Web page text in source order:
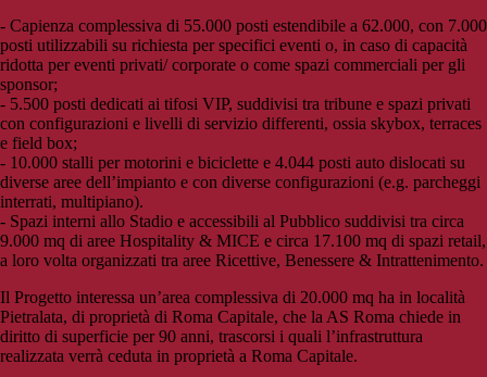
- Capienza complessiva di 55.000 posti estendibile a 62.000, con 7.000
posti utilizzabili su richiesta per specifici eventi o, in caso di capacità
ridotta per eventi privati/ corporate o come spazi commerciali per gli
sponsor;
- 5.500 posti dedicati ai tifosi VIP, suddivisi tra tribune e spazi privati
con configurazioni e livelli di servizio differenti, ossia skybox, terraces
e field box;
- 10.000 stalli per motorini e biciclette e 4.044 posti auto dislocati su
diverse aree dell’impianto e con diverse configurazioni (e.g. parcheggi
interrati, multipiano).
- Spazi interni allo Stadio e accessibili al Pubblico suddivisi tra circa
9.000 mq di aree Hospitality & MICE e circa 17.100 mq di spazi retail,
a loro volta organizzati tra aree Ricettive, Benessere & Intrattenimento.
Il Progetto interessa un’area complessiva di 20.000 mq ha in località
Pietralata, di proprietà di Roma Capitale, che la AS Roma chiede in
diritto di superficie per 90 anni, trascorsi i quali l’infrastruttura
realizzata verrà ceduta in proprietà a Roma Capitale.